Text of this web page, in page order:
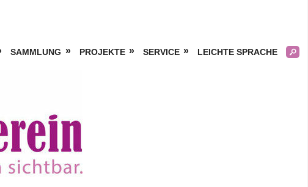
SAMMLUNG PROJEKTE SERVICE LEICHTE SPRACHE